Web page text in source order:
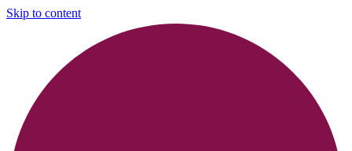
Skip to content